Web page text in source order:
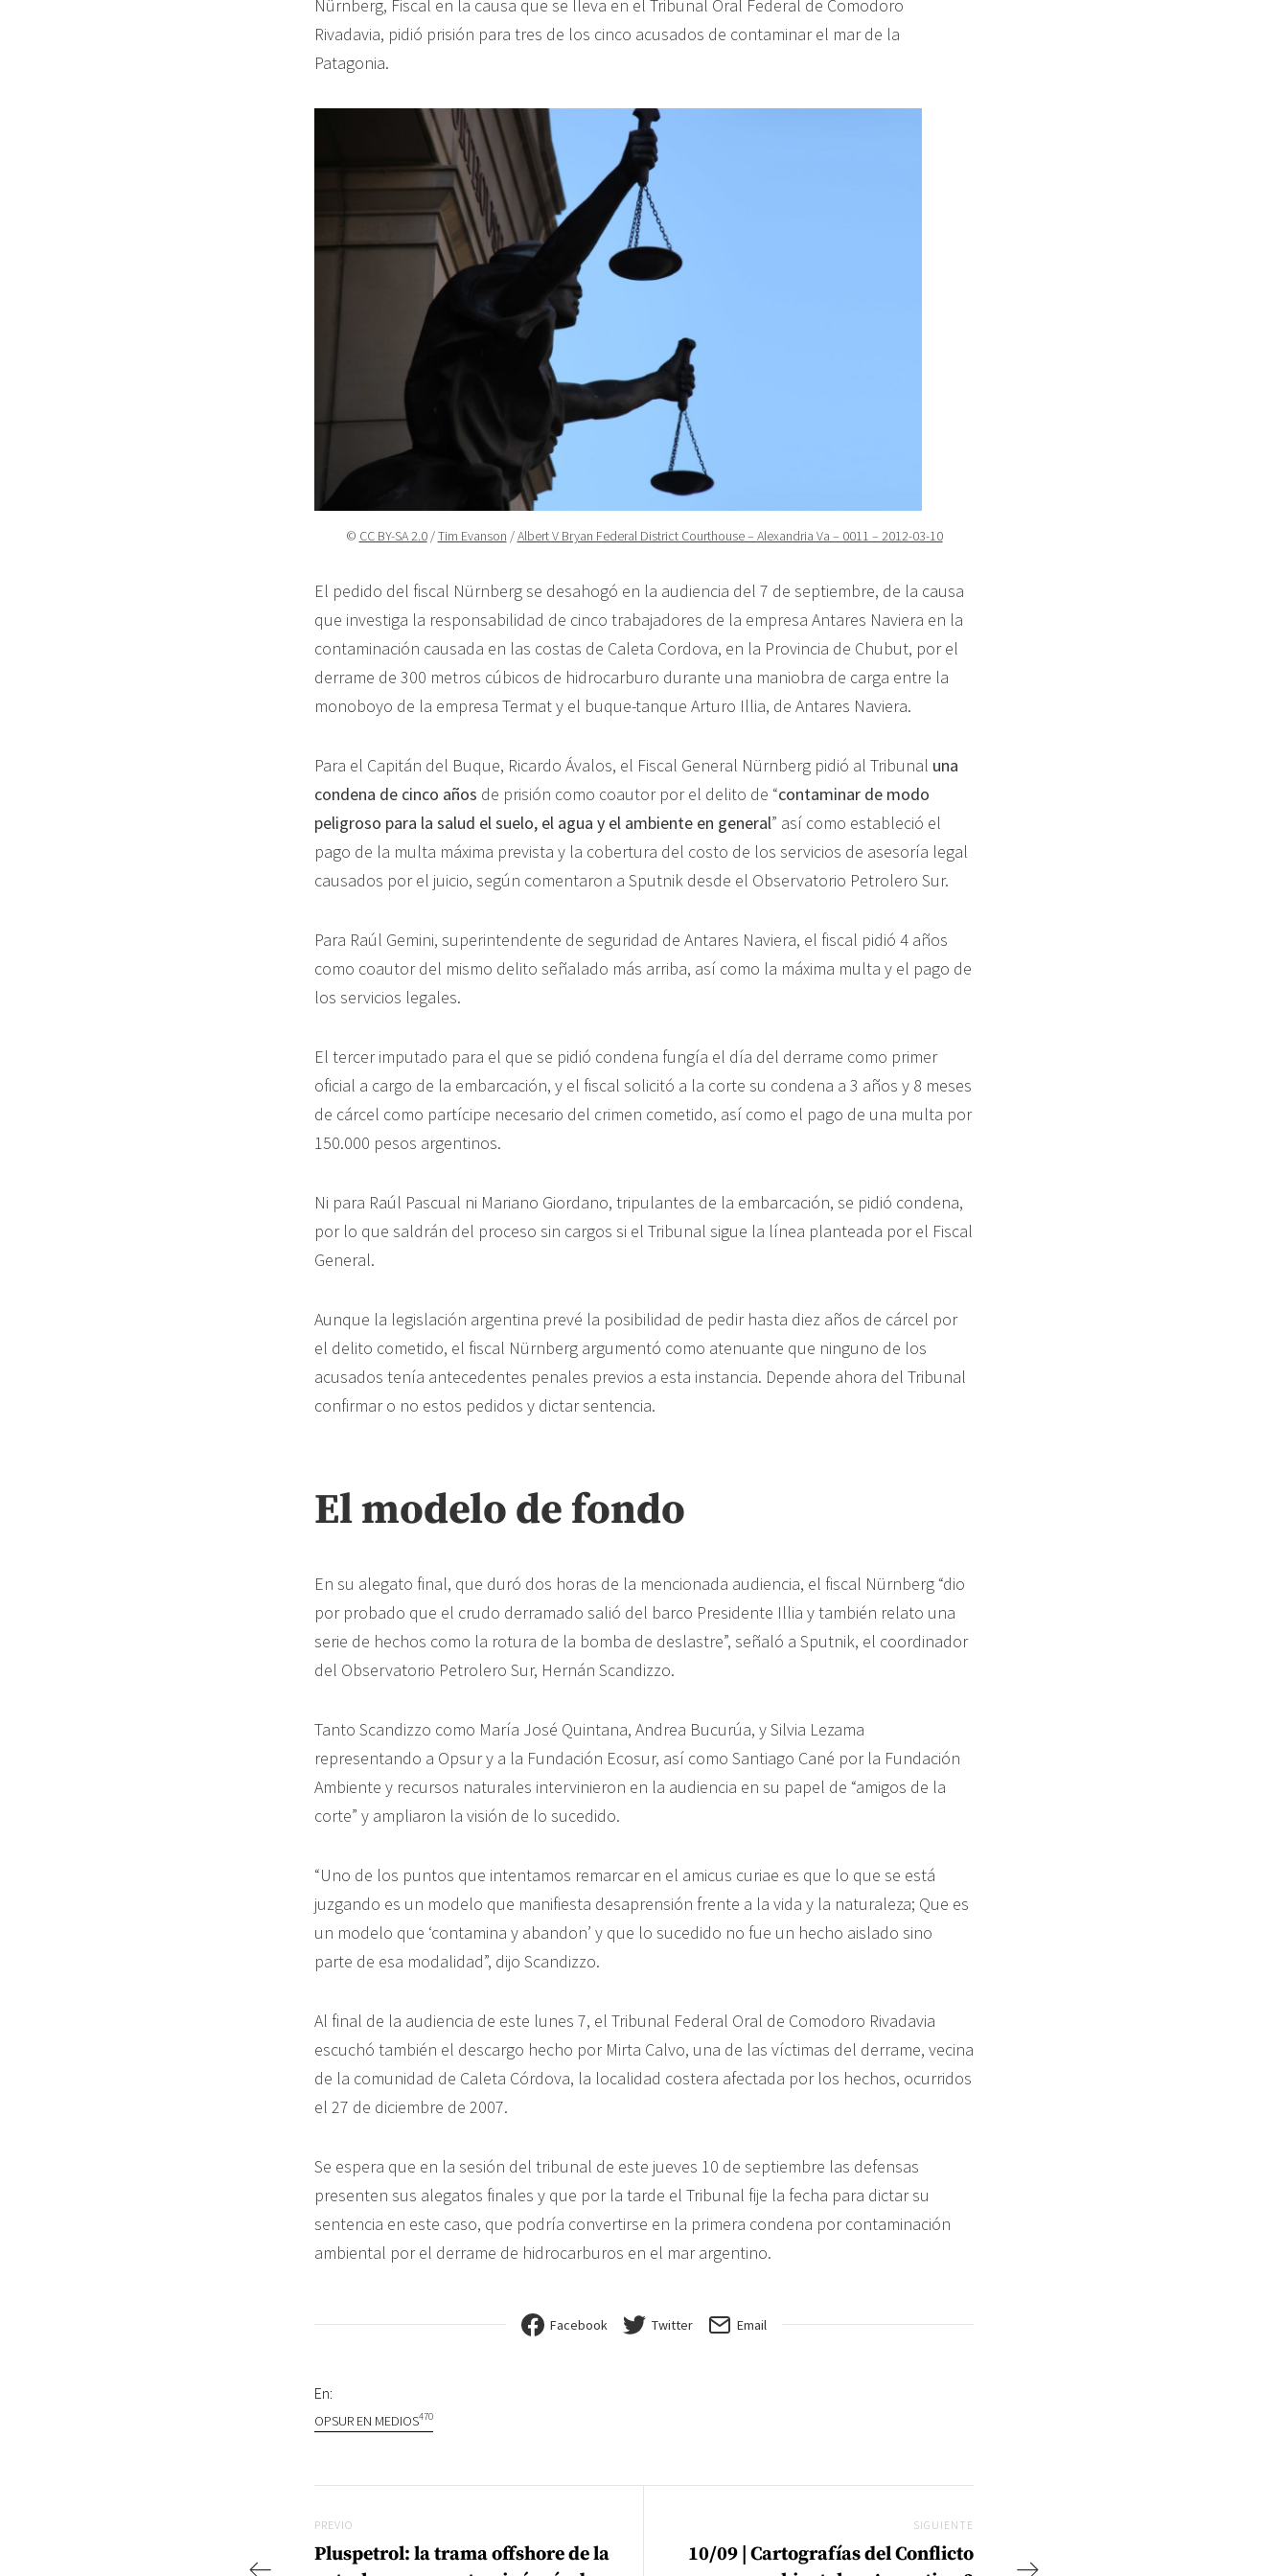
Nürnberg, Fiscal en la causa que se lleva en el Tribunal Oral Federal de Comodoro
Rivadavia, pidió prisión para tres de los cinco acusados de contaminar el mar de la
Patagonia.
© CC BY-SA 2.0/Tim Evanson /Albert V Bryan Federal District Courthouse – Alexandria Va – 0011 – 2012-03-10
El pedido del fiscal Nürnberg se desahogó en la audiencia del 7 de septiembre, de la causa
que investiga la responsabilidad de cinco trabajadores de la empresa Antares Naviera en la
contaminación causada en las costas de Caleta Cordova, en la Provincia de Chubut, por el
derrame de 300 metros cúbicos de hidrocarburo durante una maniobra de carga entre la
monoboyo de la empresa Termat y el buque-tanque Arturo Illia, de Antares Naviera.
Para el Capitán del Buque, Ricardo Ávalos, el Fiscal General Nürnberg pidió al Tribunal una
condena de cinco años de prisión como coautor por el delito de “contaminar de modo
peligroso para la salud el suelo, el agua y el ambiente en general” así como estableció el
pago de la multa máxima prevista y la cobertura del costo de los servicios de asesoría legal
causados por el juicio, según comentaron a Sputnik desde el Observatorio Petrolero Sur.
Para Raúl Gemini, superintendente de seguridad de Antares Naviera, el fiscal pidió 4 años
como coautor del mismo delito señalado más arriba, así como la máxima multa y el pago de
los servicios legales.
El tercer imputado para el que se pidió condena fungía el día del derrame como primer
oficial a cargo de la embarcación, y el fiscal solicitó a la corte su condena a 3 años y 8 meses
de cárcel como partícipe necesario del crimen cometido, así como el pago de una multa por
150.000 pesos argentinos.
Ni para Raúl Pascual ni Mariano Giordano, tripulantes de la embarcación, se pidió condena,
por lo que saldrán del proceso sin cargos si el Tribunal sigue la línea planteada por el Fiscal
General.
Aunque la legislación argentina prevé la posibilidad de pedir hasta diez años de cárcel por
el delito cometido, el fiscal Nürnberg argumentó como atenuante que ninguno de los
acusados tenía antecedentes penales previos a esta instancia. Depende ahora del Tribunal
confirmar o no estos pedidos y dictar sentencia.
El modelo de fondo
En su alegato final, que duró dos horas de la mencionada audiencia, el fiscal Nürnberg “dio
por probado que el crudo derramado salió del barco Presidente Illia y también relato una
serie de hechos como la rotura de la bomba de deslastre”, señaló a Sputnik, el coordinador
del Observatorio Petrolero Sur, Hernán Scandizzo.
Tanto Scandizzo como María José Quintana, Andrea Bucurúa, y Silvia Lezama
representando a Opsur y a la Fundación Ecosur, así como Santiago Cané por la Fundación
Ambiente y recursos naturales intervinieron en la audiencia en su papel de “amigos de la
corte” y ampliaron la visión de lo sucedido.
“Uno de los puntos que intentamos remarcar en el amicus curiae es que lo que se está
juzgando es un modelo que manifiesta desaprensión frente a la vida y la naturaleza; Que es
un modelo que ‘contamina y abandon’ y que lo sucedido no fue un hecho aislado sino
parte de esa modalidad”, dijo Scandizzo.
Al final de la audiencia de este lunes 7, el Tribunal Federal Oral de Comodoro Rivadavia
escuchó también el descargo hecho por Mirta Calvo, una de las víctimas del derrame, vecina
de la comunidad de Caleta Córdova, la localidad costera afectada por los hechos, ocurridos
el 27 de diciembre de 2007.
Se espera que en la sesión del tribunal de este jueves 10 de septiembre las defensas
presenten sus alegatos finales y que por la tarde el Tribunal fije la fecha para dictar su
sentencia en este caso, que podría convertirse en la primera condena por contaminación
ambiental por el derrame de hidrocarburos en el mar argentino.
Facebook Twitter Email
En:
OPSUR EN MEDIOS470
Previo
PREVIO
Pluspetrol: la trama offshore de la
SIGUIENTE
10/09 | Cartografías del Conflicto